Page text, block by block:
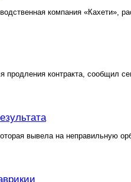
компания «Кахети»,
контракта, сообщил
вывела на неправильную